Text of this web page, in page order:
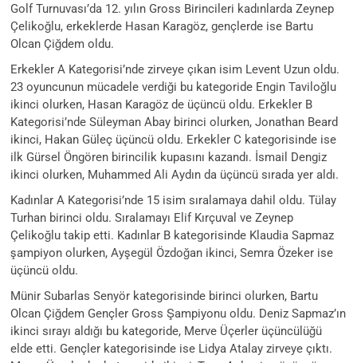
Golf Turnuvası’da 12. yılın Gross Birincileri kadınlarda Zeynep
Çelikoğlu, erkeklerde Hasan Karagöz, gençlerde ise Bartu
Olcan Çiğdem oldu.
Erkekler A Kategorisi’nde zirveye çıkan isim Levent Uzun oldu.
23 oyuncunun mücadele verdiği bu kategoride Engin Taviloğlu
ikinci olurken, Hasan Karagöz de üçüncü oldu. Erkekler B
Kategorisi’nde Süleyman Abay birinci olurken, Jonathan Beard
ikinci, Hakan Güleç üçüncü oldu. Erkekler C kategorisinde ise
ilk Gürsel Öngören birincilik kupasını kazandı. İsmail Dengiz
ikinci olurken, Muhammed Ali Aydın da üçüncü sırada yer aldı.
Kadınlar A Kategorisi’nde 15 isim sıralamaya dahil oldu. Tülay
Turhan birinci oldu. Sıralamayı Elif Kırçuval ve Zeynep
Çelikoğlu takip etti. Kadınlar B kategorisinde Klaudia Sapmaz
şampiyon olurken, Ayşegül Özdoğan ikinci, Semra Özeker ise
üçüncü oldu.
Münir Subarlas Senyör kategorisinde birinci olurken, Bartu
Olcan Çiğdem Gençler Gross Şampiyonu oldu. Deniz Sapmaz’ın
ikinci sırayı aldığı bu kategoride, Merve Üçerler üçüncülüğü
elde etti. Gençler kategorisinde ise Lidya Atalay zirveye çıktı.